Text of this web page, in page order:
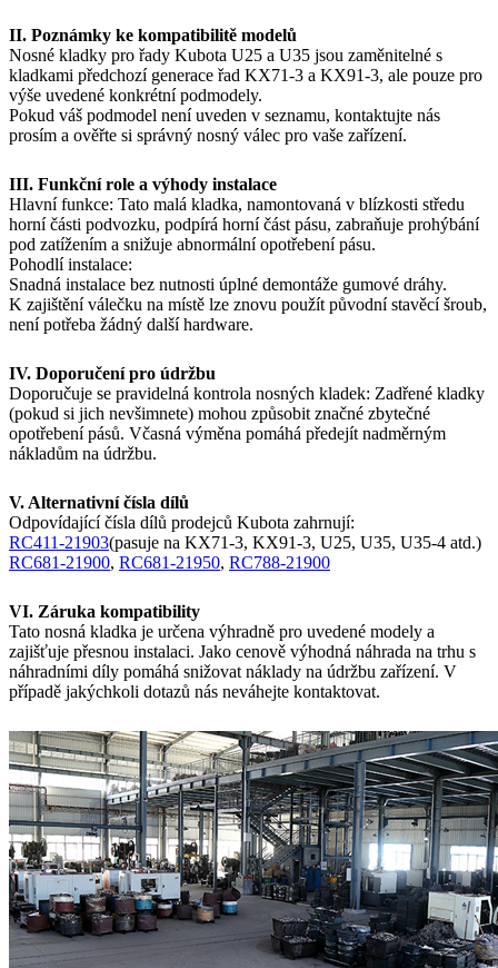
II. Poznámky ke kompatibilitě modelů
Nosné kladky pro řady Kubota U25 a U35 jsou zaměnitelné s
kladkami předchozí generace řad KX71-3 a KX91-3, ale pouze pro
výše uvedené konkrétní podmodely.
Pokud váš podmodel není uveden v seznamu, kontaktujte nás
prosím a ověřte si správný nosný válec pro vaše zařízení.
III. Funkční role a výhody instalace
Hlavní funkce: Tato malá kladka, namontovaná v blízkosti středu
horní části podvozku, podpírá horní část pásu, zabraňuje prohýbání
pod zatížením a snižuje abnormální opotřebení pásu.
Pohodlí instalace:
Snadná instalace bez nutnosti úplné demontáže gumové dráhy.
K zajištění válečku na místě lze znovu použít původní stavěcí šroub,
není potřeba žádný další hardware.
IV. Doporučení pro údržbu
Doporučuje se pravidelná kontrola nosných kladek: Zadřené kladky
(pokud si jich nevšimnete) mohou způsobit značné zbytečné
opotřebení pásů. Včasná výměna pomáhá předejít nadměrným
nákladům na údržbu.
V. Alternativní čísla dílů
Odpovídající čísla dílů prodejců Kubota zahrnují:
RC411-21903(pasuje na KX71-3, KX91-3, U25, U35, U35-4 atd.)
RC681-21900, RC681-21950, RC788-21900
VI. Záruka kompatibility
Tato nosná kladka je určena výhradně pro uvedené modely a
zajišťuje přesnou instalaci. Jako cenově výhodná náhrada na trhu s
náhradními díly pomáhá snižovat náklady na údržbu zařízení. V
případě jakýchkoli dotazů nás neváhejte kontaktovat.